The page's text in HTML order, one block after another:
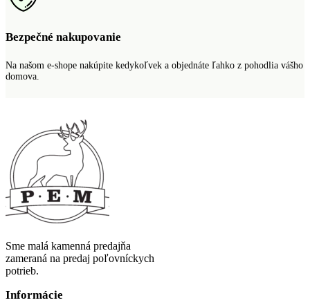
Bezpečné nakupovanie
Na našom e-shope nakúpite kedykoľvek a objednáte ľahko z pohodlia vášho
domova.
Sme malá kamenná predajňa
zameraná na predaj poľovníckych
potrieb.
Informácie